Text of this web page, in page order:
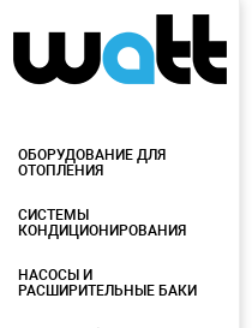
ОБОРУДОВАНИЕ ДЛЯ
ОТОПЛЕНИЯ
СИСТЕМЫ
КОНДИЦИОНИРОВАНИЯ
НАСОСЫ И
РАСШИРИТЕЛЬНЫЕ БАКИ